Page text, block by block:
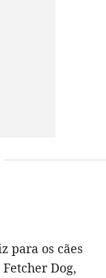
para os cães
Dog,